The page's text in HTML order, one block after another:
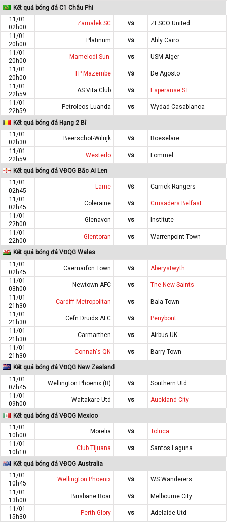
Kết quả bóng đá C1 Châu Phi
11/01
02h00
Zamalek SC vs
ZESCO United
11/01
20h00
Platinum vs
Ahly Cairo
11/01
20h00
Mamelodi Sun. vs
USM Alger
11/01
20h00
TP Mazembe vs
De Agosto
11/01
22h59
AS Vita Club vs
Esperanse ST
11/01
22h59
Petroleos Luanda vs Wydad Casablanca
Kết quả bóng đá Hạng 2 Bỉ
11/01
02h30
Beerschot-Wilrijk vs
Roeselare
11/01
22h59
Westerlo vs Lommel
Kết quả bóng đá VĐQG Bắc Ai Len
11/01
02h45
Larne vs
Carrick Rangers
11/01
02h45
Coleraine vs
Crusaders Belfast
11/01
22h00
Glenavon vs
Institute
11/01
22h00
Glentoran vs Warrenpoint Town
Kết quả bóng đá VĐQG Wales
11/01
02h45
Caernarfon Town vs
Aberystwyth
11/01
03h00
Newtown AFC vs
The New Saints
11/01
21h30
Cardiff Metropolitan vs
Bala Town
11/01
21h30
Cefn Druids AFC vs
Penybont
11/01
21h30
Carmarthen vs
Airbus UK
11/01
21h30
Connah's QN vs Barry Town
Kết quả bóng đá VĐQG New Zealand
11/01
07h45
Wellington Phoenix (R) vs
Southern Utd
11/01
09h00
Waitakare Utd vs Auckland City
Kết quả bóng đá VĐQG Mexico
11/01
10h00
Morelia vs
Toluca
11/01
10h10
Club Tijuana vs Santos Laguna
Kết quả bóng đá VĐQG Australia
11/01
10h45
Wellington Phoenix vs
WS Wanderers
11/01
13h00
Brisbane Roar vs
Melbourne City
11/01
15h30
Perth Glory vs Adelaide Utd